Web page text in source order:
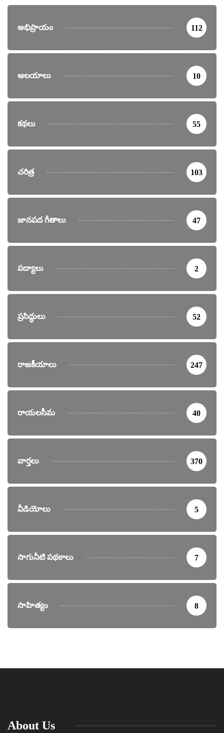
అభిప్రాయం 112
ఆలయాలు 10
కథలు 55
చరిత్ర 103
జానపద గీతాలు 47
పద్యాలు 2
ప్రసిద్ధులు 52
రాజకీయాలు 247
రాయలసీమ 40
వార్తలు 370
వీడియోలు 5
సాగునీటి పథకాలు 7
సాహిత్యం 8
About Us